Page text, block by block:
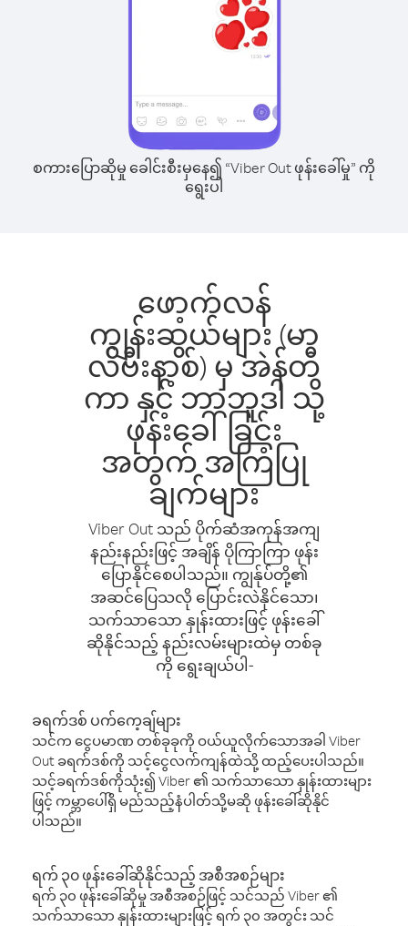
စကားပြောဆိုမှု ခေါင်းစီးမှနေ၍ “Viber Out ဖုန်းခေါ်မှု” ကို
ရွေးပါ
ဖော့က်လန်
ကျွန်းဆွယ်များ (မာ
လ်ဗီးနာ့စ်) မှ အဲန်တီ
ကာ နှင့် ဘာဘူဒါ သို့
ဖုန်းခေါ်ခြင်း
အတွက် အကြံပြု
ချက်များ
Viber Out သည် ပိုက်ဆံအကုန်အကျ
နည်းနည်းဖြင့် အချိန် ပိုကြာကြာ ဖုန်း
ပြောနိုင်စေပါသည်။ ကျွန်ုပ်တို့၏
အဆင်ပြေသလို ပြောင်းလဲနိုင်သော၊
သက်သာသော နှုန်းထားဖြင့် ဖုန်းခေါ်
ဆိုနိုင်သည့် နည်းလမ်းများထဲမှ တစ်ခု
ကို ရွေးချယ်ပါ-
ခရက်ဒစ် ပက်ကေ့ချ်များ
သင်က ငွေပမာဏ တစ်ခုခုကို ဝယ်ယူလိုက်သောအခါ Viber
Out ခရက်ဒစ်ကို သင့်ငွေလက်ကျန်ထဲသို့ ထည့်ပေးပါသည်။
သင့်ခရက်ဒစ်ကိုသုံး၍ Viber ၏ သက်သာသော နှုန်းထားများ
ဖြင့် ကမ္ဘာပေါ်ရှိ မည်သည့်နံပါတ်သို့မဆို ဖုန်းခေါ်ဆိုနိုင်
ပါသည်။
ရက် ၃၀ ဖုန်းခေါ်ဆိုနိုင်သည့် အစီအစဉ်များ
ရက် ၃၀ ဖုန်းခေါ်ဆိုမှု အစီအစဉ်ဖြင့် သင်သည် Viber ၏
သက်သာသော နှုန်းထားများဖြင့် ရက် ၃၀ အတွင်း သင်